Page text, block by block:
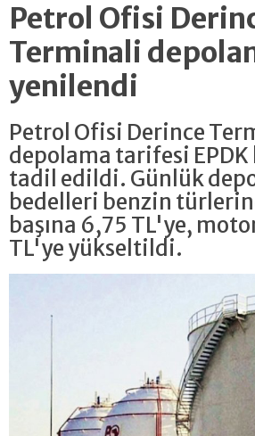
Petrol Ofisi
Terminali
yenilendi
Petrol Ofisi Derince
depolama tarifesi EPDK
tadil edildi. Günlük
bedelleri benzin
başına 6,75 TL'ye,
TL'ye yükseltildi.